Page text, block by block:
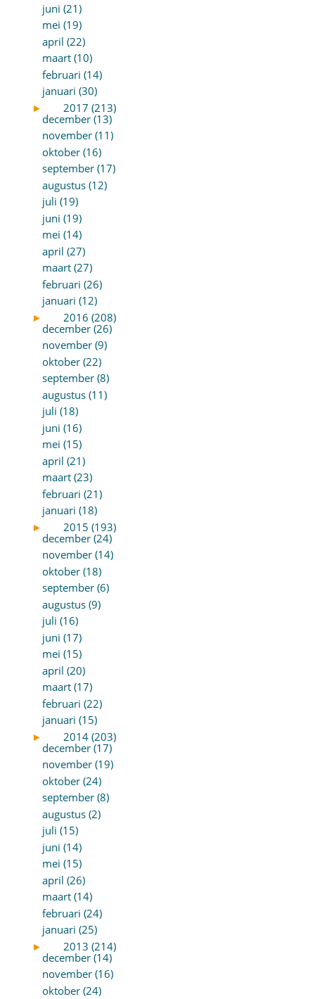
juni (21)
mei (19)
april (22)
maart (10)
februari (14)
januari (30)
►
2017 (213)
december (13)
november (11)
oktober (16)
september (17)
augustus (12)
juli (19)
juni (19)
mei (14)
april (27)
maart (27)
februari (26)
januari (12)
►
2016 (208)
december (26)
november (9)
oktober (22)
september (8)
augustus (11)
juli (18)
juni (16)
mei (15)
april (21)
maart (23)
februari (21)
januari (18)
►
2015 (193)
december (24)
november (14)
oktober (18)
september (6)
augustus (9)
juli (16)
juni (17)
mei (15)
april (20)
maart (17)
februari (22)
januari (15)
►
2014 (203)
december (17)
november (19)
oktober (24)
september (8)
augustus (2)
juli (15)
juni (14)
mei (15)
april (26)
maart (14)
februari (24)
januari (25)
►
2013 (214)
december (14)
november (16)
oktober (24)